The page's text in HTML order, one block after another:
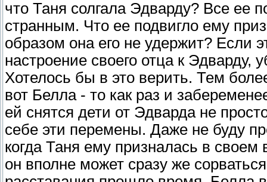
что Таня солгала Эдварду? Все ее
странным. Что ее подвигло ему
образом она его не удержит? Если
настроение своего отца к Эдварду,
Хотелось бы в это верить. Тем
вот Белла - то как раз и
ей снятся дети от Эдварда не
себе эти перемены. Даже не буду
когда Таня ему призналась в
он вполне может сразу же